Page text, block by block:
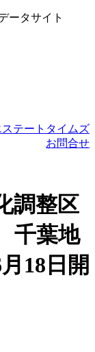
ータサイト
テートタイムズ
お問合せ
調整区
千葉地
18日開